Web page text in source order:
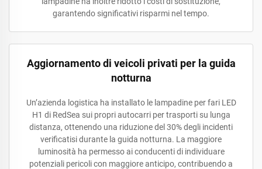
garantendo significativi risparmi nel tempo.
Aggiornamento di veicoli privati per la guida
notturna
Un’azienda logistica ha installato le lampadine per fari LED
H1 di RedSea sui propri autocarri per trasporti su lunga
distanza, ottenendo una riduzione del 30% degli incidenti
verificatisi durante la guida notturna. La maggiore
luminosità ha permesso ai conducenti di individuare
potenziali pericoli con maggiore anticipo, contribuendo a